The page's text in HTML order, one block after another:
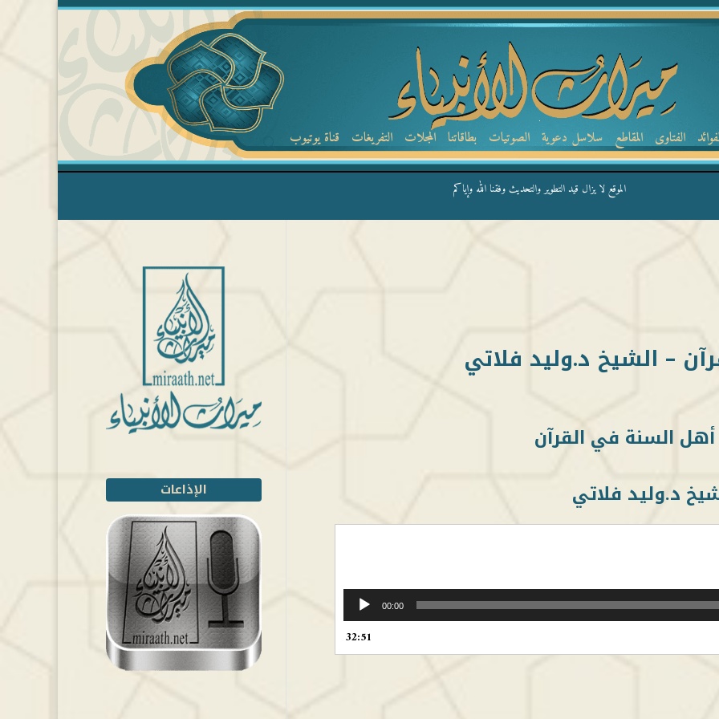
الفتاوى المقاطع سلاسل دعوية الصوتيات بطاقاتنا المجلات التفريغات قناة يوتيوب
الموقع لا يزال قيد التطوير والتحديث وفقنا الله وإياكم
– الشيخ د.وليد فلاتي
السنة في القرآن
د.وليد فلاتي
00:00
32:51
الإذاعات